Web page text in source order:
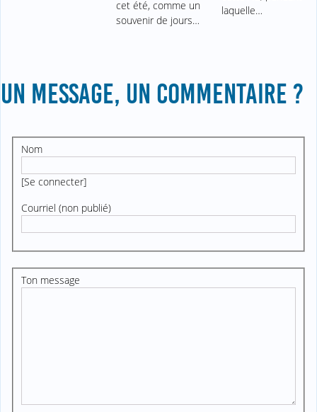
cet été, comme un
souvenir de jours…
laquelle…
UN MESSAGE, UN COMMENTAIRE ?
Nom
[Se connecter]
Courriel (non publié)
Ton message